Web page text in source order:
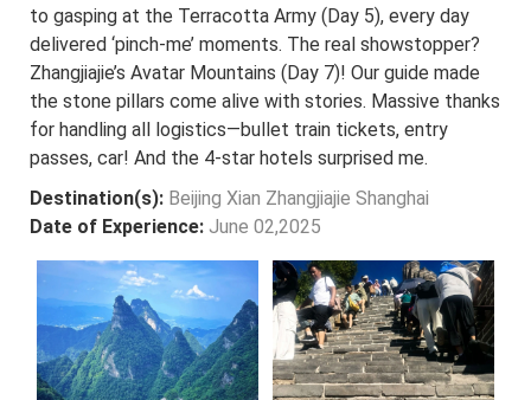
to gasping at the Terracotta Army (Day 5), every day
delivered ‘pinch-me’ moments. The real showstopper?
Zhangjiajie’s Avatar Mountains (Day 7)! Our guide made
the stone pillars come alive with stories. Massive thanks
for handling all logistics—bullet train tickets, entry
passes, car! And the 4-star hotels surprised me.
Destination(s): Beijing Xian Zhangjiajie Shanghai
Date of Experience: June 02,2025